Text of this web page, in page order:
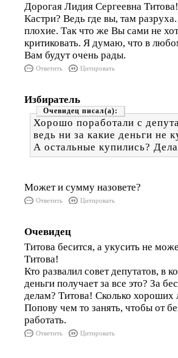
Дорогая Лидия Сергеевна
Кастри? Ведь где вы, там
плохие. Так что же Вы сами не
критиковать. Я думаю, что в
Вам будут очень рады.
Ответить Цитировать
Избиратель
Очевидец
Хорошо поработали с
ведь ни за какие деньги не
А остальные купились?
Может и сумму назовете?
Ответить Цитировать
Очевидец
Титова бесится, а укусить не
Титова!
Кто развалил совет депутатов, в
деньги получает за все это? За
делам? Титова! Сколько
Попову чем то занять, чтобы от
работать.
Ответить Цитировать